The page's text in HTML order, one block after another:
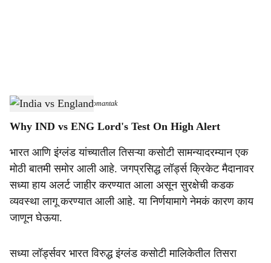
r
e
India vs England -Dainik Gomantak
Why IND vs ENG Lord's Test On High Alert
भारत आणि इंग्लंड यांच्यातील तिसऱ्या कसोटी सामन्यादरम्यान एक
मोठी बातमी समोर आली आहे. जगप्रसिद्ध लॉर्ड्स क्रिकेट मैदानावर
सध्या हाय अलर्ट जाहीर करण्यात आला असून सुरक्षेची कडक
व्यवस्था लागू करण्यात आली आहे. या निर्णयामागे नेमकं कारण काय
जाणून घेऊया.
सध्या लॉर्ड्सवर भारत विरुद्ध इंग्लंड कसोटी मालिकेतील तिसरा